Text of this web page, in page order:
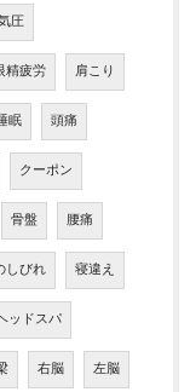
圧
精疲労 肩こり
眠 頭痛
クーポン
骨盤 腰痛
しびれ 寝違え
ッドスパ
右脳 左脳